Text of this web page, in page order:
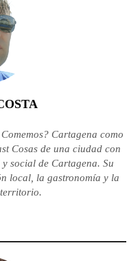
Cartagena como
Cosas de una ciudad con
social de Cartagena. Su
local, la gastronomía y la